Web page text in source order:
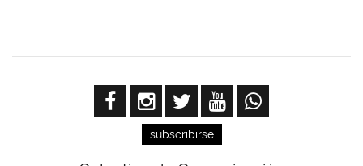
subscribirse